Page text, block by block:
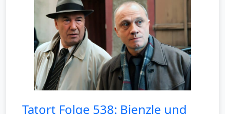
Tatort Folge 538: Bienzle und